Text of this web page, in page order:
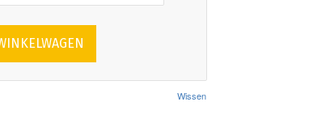
Wissen